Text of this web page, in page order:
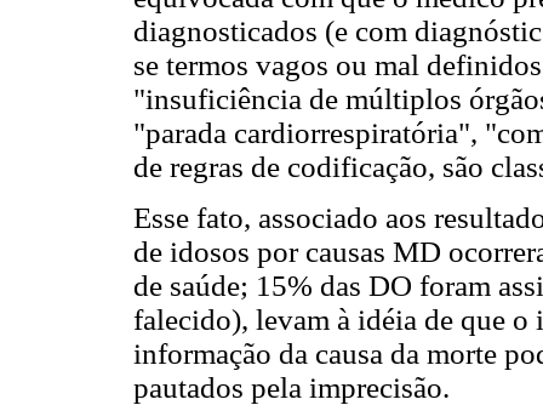
diagnosticados (e com
se termos vagos ou mal
"insuficiência de múltiplos
"parada cardiorrespiratória",
de regras de codificação, são
Esse fato, associado aos
de idosos por causas MD
de saúde; 15% das DO foram
falecido), levam à idéia de que
informação da causa da morte
pautados pela imprecisão.